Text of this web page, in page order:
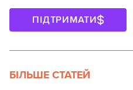
ПІДТРИМАТИ
БІЛЬШЕ СТАТЕЙ